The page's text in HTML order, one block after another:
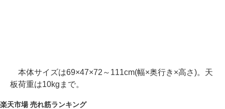
本体サイズは69×47×72～111cm(幅×奥行き×高さ)。天
板荷重は10kgまで。
楽天市場 売れ筋ランキング